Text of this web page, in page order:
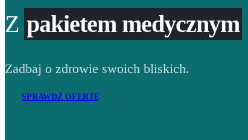
Z pakietem medycznym
Zadbaj o zdrowie swoich bliskich.
SPRAWDŹ OFERTĘ